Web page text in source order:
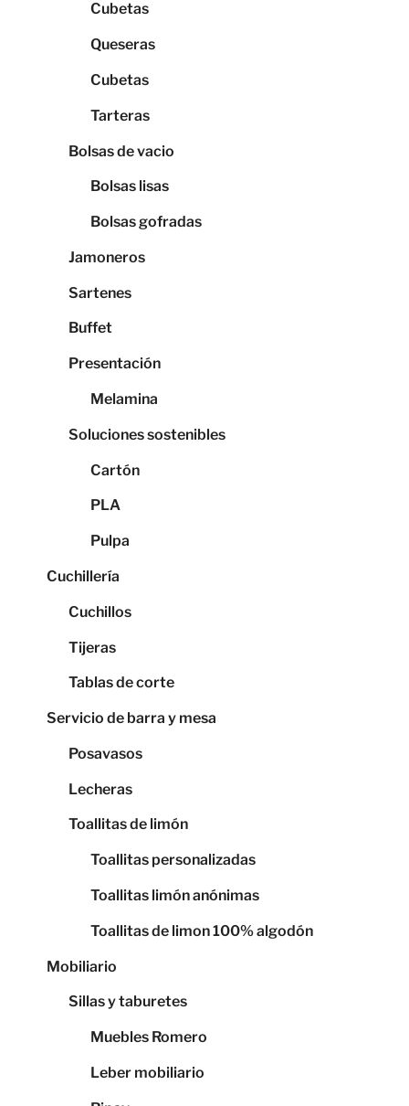
Cubetas
Queseras
Cubetas
Tarteras
Bolsas de vacio
Bolsas lisas
Bolsas gofradas
Jamoneros
Sartenes
Buffet
Presentación
Melamina
Soluciones sostenibles
Cartón
PLA
Pulpa
Cuchillería
Cuchillos
Tijeras
Tablas de corte
Servicio de barra y mesa
Posavasos
Lecheras
Toallitas de limón
Toallitas personalizadas
Toallitas limón anónimas
Toallitas de limon 100% algodón
Mobiliario
Sillas y taburetes
Muebles Romero
Leber mobiliario